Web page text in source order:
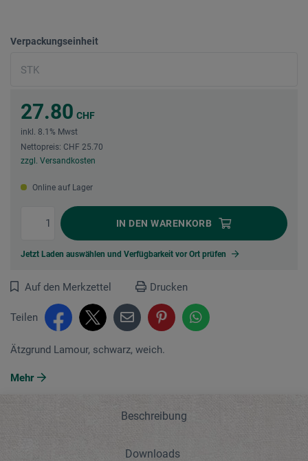
Verpackungseinheit
27.80 CHF
inkl. 8.1% Mwst
Nettopreis: CHF 25.70
zzgl. Versandkosten
Online auf Lager
IN DEN WARENKORB
Jetzt Laden auswählen und Verfügbarkeit vor Ort prüfen
Auf den Merkzettel Drucken
Teilen
Ätzgrund Lamour, schwarz, weich.
Mehr
Beschreibung
Downloads